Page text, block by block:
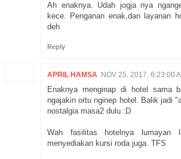
Ah enaknya. Udah jogja nya
kece. Penganan enak,dan layanan
deh
Reply
APRIL HAMSA NOV 25, 2017, 6:23:00
Enaknya menginap di hotel sama
ngajakin ortu nginep hotel. Balik jadi
nostalgia masa2 dulu :D
Wah fasilitas hotelnya lumayan
menyediakan kursi roda juga. TFS